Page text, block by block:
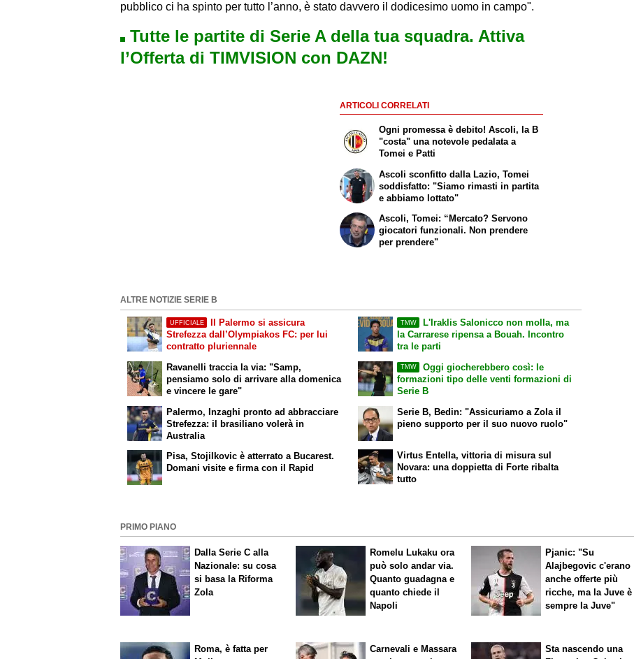
pubblico ci ha spinto per tutto l’anno, è stato davvero il dodicesimo uomo in campo".
Tutte le partite di Serie A della tua squadra. Attiva
l’Offerta di TIMVISION con DAZN!
ARTICOLI CORRELATI
Ogni promessa è debito! Ascoli, la B
"costa" una notevole pedalata a
Tomei e Patti
Ascoli sconfitto dalla Lazio, Tomei
soddisfatto: "Siamo rimasti in partita
e abbiamo lottato"
Ascoli, Tomei: “Mercato? Servono
giocatori funzionali. Non prendere
per prendere"
ALTRE NOTIZIE SERIE B
UFFICIALE
Il Palermo si assicura
Strefezza dall’Olympiakos FC: per lui
contratto pluriennale
Ravanelli traccia la via: "Samp,
pensiamo solo di arrivare alla domenica
e vincere le gare"
TMW
L'Iraklis Salonicco non molla, ma
la Carrarese ripensa a Bouah. Incontro
tra le parti
TMW
Oggi giocherebbero così: le
formazioni tipo delle venti formazioni di
Serie B
Palermo, Inzaghi pronto ad abbracciare
Strefezza: il brasiliano volerà in
Australia
Pisa, Stojilkovic è atterrato a Bucarest.
Domani visite e firma con il Rapid
Serie B, Bedin: "Assicuriamo a Zola il
pieno supporto per il suo nuovo ruolo"
Virtus Entella, vittoria di misura sul
Novara: una doppietta di Forte ribalta
tutto
PRIMO PIANO
Dalla Serie C alla
Nazionale: su cosa
si basa la Riforma
Zola
Romelu Lukaku ora
può solo andar via.
Quanto guadagna e
quanto chiede il
Napoli
Pjanic: "Su
Alajbegovic c'erano
anche offerte più
ricche, ma la Juve è
sempre la Juve"
Roma, è fatta per
Carnevali e Massara
Sta nascendo una